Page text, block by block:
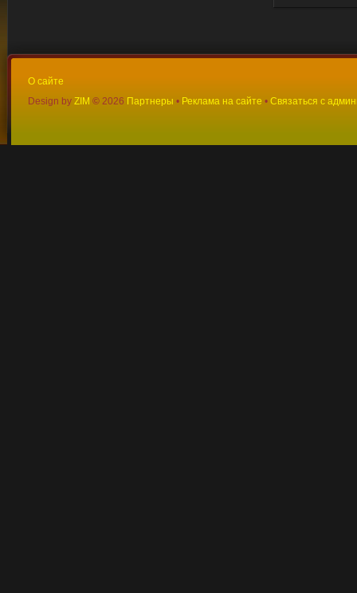
О сайте
Design by ZIM © 2026 Партнеры • Реклама на сайте • Связаться с